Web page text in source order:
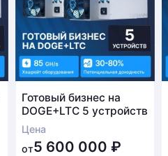
Готовый бизнес на
DOGE+LTC 5 устройств
Цена
от5 600 000₽